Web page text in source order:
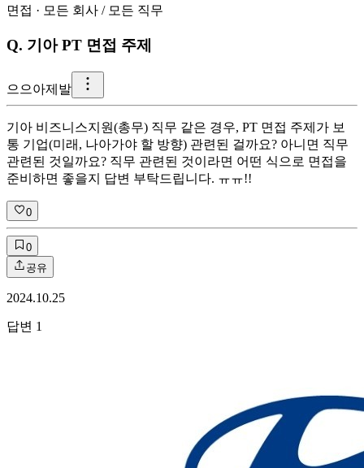
면접 · 모든 회사 / 모든 직무
Q. 기아 PT 면접 주제
으 으아제발
기아 비즈니스지원(총무) 직무 같은 경우, PT 면접 주제가 보
통 기업(미래, 나아가야 할 방향) 관련된 걸까요? 아니면 직무
관련된 것일까요? 직무 관련된 것이라면 어떤 식으로 면접을
준비하면 좋을지 답변 부탁드립니다. ㅠㅠ!!
0
0
공유
2024.10.25
답변 1